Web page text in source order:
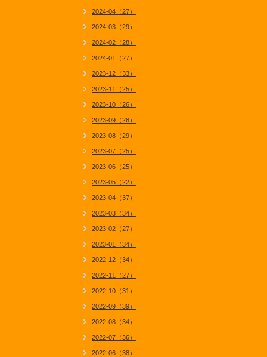
2024-04（27）
2024-03（29）
2024-02（28）
2024-01（27）
2023-12（33）
2023-11（25）
2023-10（26）
2023-09（28）
2023-08（29）
2023-07（25）
2023-06（25）
2023-05（22）
2023-04（37）
2023-03（34）
2023-02（27）
2023-01（34）
2022-12（34）
2022-11（27）
2022-10（31）
2022-09（39）
2022-08（34）
2022-07（36）
2022-06（38）